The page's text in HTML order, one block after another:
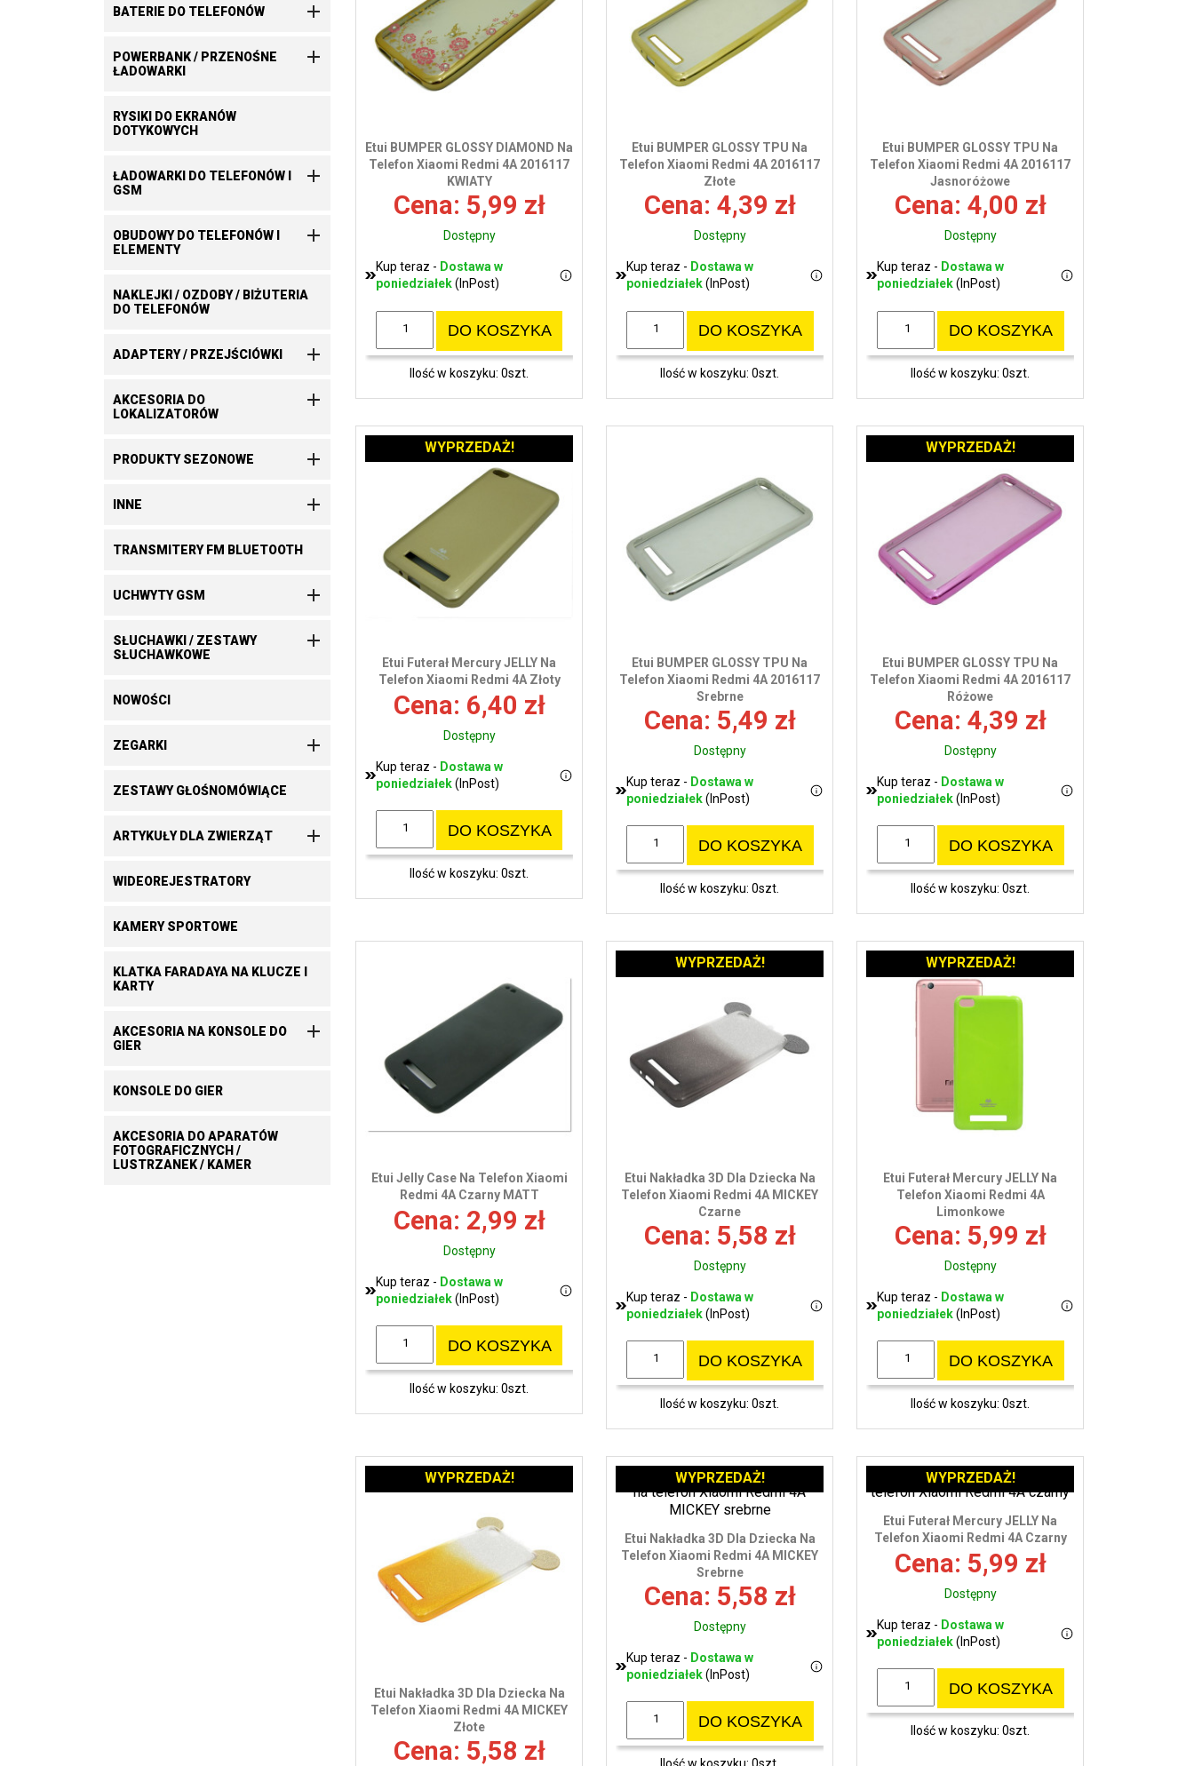
BATERIE DO TELEFONÓW 
POWERBANK / PRZENOŚNE
ŁADOWARKI

RYSIKI DO EKRANÓW
DOTYKOWYCH
ŁADOWARKI DO TELEFONÓW I
GSM

OBUDOWY DO TELEFONÓW I
ELEMENTY

NAKLEJKI / OZDOBY / BIŻUTERIA
DO TELEFONÓW
ADAPTERY / PRZEJŚCIÓWKI 
AKCESORIA DO
LOKALIZATORÓW

PRODUKTY SEZONOWE 
INNE 
TRANSMITERY FM BLUETOOTH
UCHWYTY GSM 
SŁUCHAWKI / ZESTAWY
SŁUCHAWKOWE

NOWOŚCI
ZEGARKI 
ZESTAWY GŁOŚNOMÓWIĄCE
ARTYKUŁY DLA ZWIERZĄT 
WIDEOREJESTRATORY
KAMERY SPORTOWE
KLATKA FARADAYA NA KLUCZE I
KARTY
AKCESORIA NA KONSOLE DO
GIER

KONSOLE DO GIER
AKCESORIA DO APARATÓW
FOTOGRAFICZNYCH /
LUSTRZANEK / KAMER
Etui BUMPER GLOSSY DIAMOND Na
Telefon Xiaomi Redmi 4A 2016117
KWIATY
Cena: 5,99 zł
Dostępny
Kup teraz - Dostawa w
poniedziałek(InPost)
DO KOSZYKA
Ilość w koszyku: 0szt.
Etui BUMPER GLOSSY TPU Na
Telefon Xiaomi Redmi 4A 2016117
Złote
Cena: 4,39 zł
Dostępny
Kup teraz - Dostawa w
poniedziałek(InPost)
DO KOSZYKA
Ilość w koszyku: 0szt.
Etui BUMPER GLOSSY TPU Na
Telefon Xiaomi Redmi 4A 2016117
Jasnoróżowe
Cena: 4,00 zł
Dostępny
Kup teraz - Dostawa w
poniedziałek(InPost)
DO KOSZYKA
Ilość w koszyku: 0szt.
Etui Futerał Mercury JELLY Na
Telefon Xiaomi Redmi 4A Złoty
Cena: 6,40 zł
Dostępny
Kup teraz - Dostawa w
poniedziałek(InPost)
DO KOSZYKA
Ilość w koszyku: 0szt.
WYPRZEDAŻ!
Etui BUMPER GLOSSY TPU Na
Telefon Xiaomi Redmi 4A 2016117
Srebrne
Cena: 5,49 zł
Dostępny
Kup teraz - Dostawa w
poniedziałek(InPost)
DO KOSZYKA
Ilość w koszyku: 0szt.
Etui BUMPER GLOSSY TPU Na
Telefon Xiaomi Redmi 4A 2016117
Różowe
Cena: 4,39 zł
Dostępny
Kup teraz - Dostawa w
poniedziałek(InPost)
DO KOSZYKA
Ilość w koszyku: 0szt.
WYPRZEDAŻ!
Etui Jelly Case Na Telefon Xiaomi
Redmi 4A Czarny MATT
Cena: 2,99 zł
Dostępny
Kup teraz - Dostawa w
poniedziałek(InPost)
DO KOSZYKA
Ilość w koszyku: 0szt.
Etui Nakładka 3D Dla Dziecka Na
Telefon Xiaomi Redmi 4A MICKEY
Czarne
Cena: 5,58 zł
Dostępny
Kup teraz - Dostawa w
poniedziałek(InPost)
DO KOSZYKA
Ilość w koszyku: 0szt.
WYPRZEDAŻ!
Etui Futerał Mercury JELLY Na
Telefon Xiaomi Redmi 4A
Limonkowe
Cena: 5,99 zł
Dostępny
Kup teraz - Dostawa w
poniedziałek(InPost)
DO KOSZYKA
Ilość w koszyku: 0szt.
WYPRZEDAŻ!
Etui Nakładka 3D Dla Dziecka Na
Telefon Xiaomi Redmi 4A MICKEY
Złote
Cena: 5,58 zł
WYPRZEDAŻ!
Etui Nakładka 3D Dla Dziecka Na
Telefon Xiaomi Redmi 4A MICKEY
Srebrne
Cena: 5,58 zł
Dostępny
Kup teraz - Dostawa w
poniedziałek(InPost)
DO KOSZYKA
WYPRZEDAŻ!
Etui Futerał Mercury JELLY Na
Telefon Xiaomi Redmi 4A Czarny
Cena: 5,99 zł
Dostępny
Kup teraz - Dostawa w
poniedziałek(InPost)
DO KOSZYKA
Ilość w koszyku: 0szt.
WYPRZEDAŻ!